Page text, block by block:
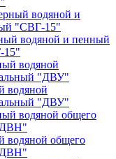
водяной и пенный
15"
водяной
"ДВУ"
водяной общего